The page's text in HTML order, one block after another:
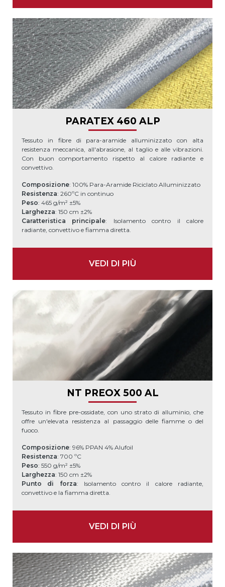
PARATEX 460 ALP
Tessuto in fibre di para-aramide alluminizzato con alta
resistenza meccanica, all'abrasione, al taglio e alle vibrazioni.
Con buon comportamento rispetto al calore radiante e
convettivo.
Composizione: 100% Para-Aramide Riciclato Alluminizzato
Resistenza: 260ºC in continuo
Peso: 465 g/m² ±5%
Larghezza: 150 cm ±2%
Caratteristica principale: Isolamento contro il calore
radiante, convettivo e fiamma diretta.
VEDI DI PIÙ
NT PREOX 500 AL
Tessuto in fibre pre-ossidate, con uno strato di alluminio, che
offre un'elevata resistenza al passaggio delle fiamme o del
fuoco.
Composizione: 96% PPAN 4% Alufoil
Resistenza: 700 ºC
Peso: 550 g/m² ±5%
Larghezza: 150 cm ±2%
Punto di forza: Isolamento contro il calore radiante,
convettivo e la fiamma diretta.
VEDI DI PIÙ